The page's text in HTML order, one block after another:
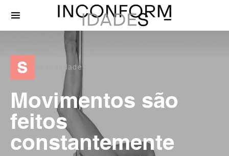
s Sexualidades
Movimentos são
feitos
constantemente